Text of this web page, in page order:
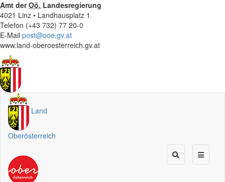
Amt derOö. Landesregierung
4021 Linz • Landhausplatz 1
Telefon (+43 732) 77 20-0
E-Mail post@ooe.gv.at
www.land-oberoesterreich.gv.at
Land
Oberösterreich